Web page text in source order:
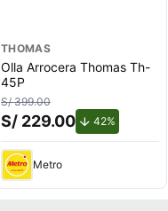
THOMAS
Olla Arrocera Thomas Th-
45P
S/ 399.00
S/ 229.00 42%
Metro